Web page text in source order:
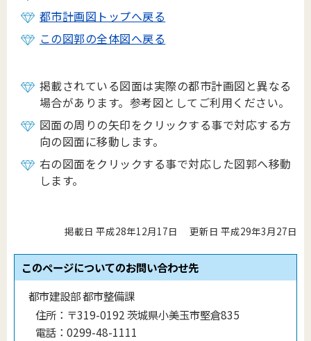
都市計画図トップへ戻る
この図郭の全体図へ戻る
掲載されている図面は実際の都市計画図と異なる
場合があります。参考図としてご利用ください。
図面の周りの矢印をクリックする事で対応する方
向の図面に移動します。
右の図面をクリックする事で対応した図郭へ移動
します。
掲載日 平成28年12月17日 更新日 平成29年3月27日
このページについてのお問い合わせ先
都市建設部 都市整備課
住所： 〒319-0192 茨城県小美玉市堅倉835
電話： 0299-48-1111